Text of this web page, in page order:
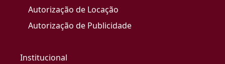
Autorização de Locação
Autorização de Publicidade
Institucional